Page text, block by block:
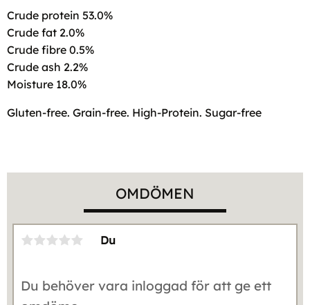
Crude protein 53.0%
Crude fat 2.0%
Crude fibre 0.5%
Crude ash 2.2%
Moisture 18.0%
Gluten-free. Grain-free. High-Protein. Sugar-free
OMDÖMEN
Du